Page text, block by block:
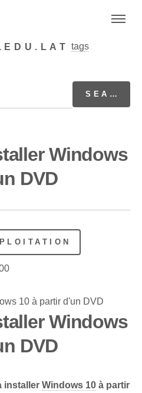
tags
Windows
DVD
Windows
DVD
installer Windows 10 à partir